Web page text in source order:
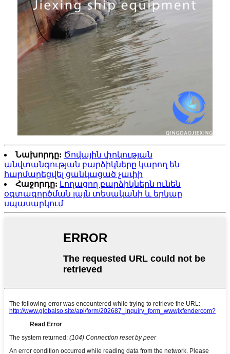
Նախորդը: Ծովային փրկության
անվտանգության բարձիկները կարող են
հարմարեցվել ցանկացած չափի
Հաջորդը: Լողացող բարձիկներն ունեն
օգտագործման լայն տեսականի և երկար
սպասարկում